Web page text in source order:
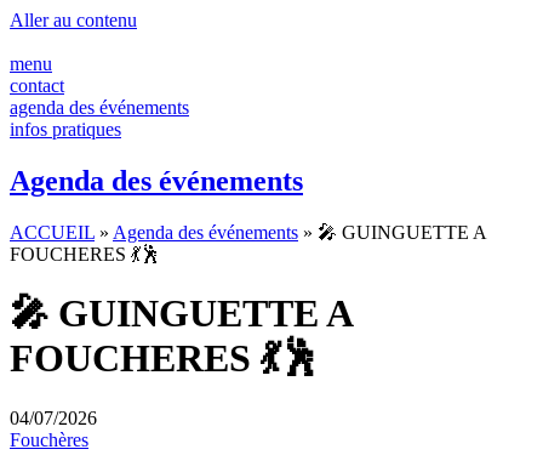
Aller au contenu
menu
contact
agenda des événements
infos pratiques
Agenda des événements
ACCUEIL » Agenda des événements » 🎤 GUINGUETTE A
FOUCHERES 💃🕺
🎤 GUINGUETTE A
FOUCHERES 💃🕺
04/07/2026
Fouchères